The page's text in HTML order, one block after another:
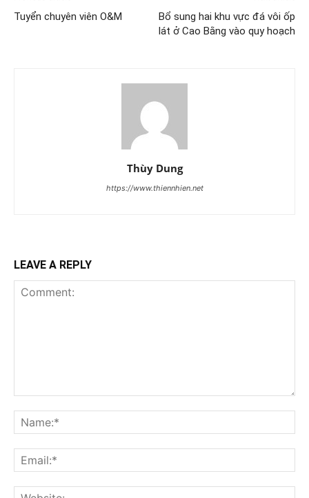
Tuyển chuyên viên O&M
Bổ sung hai khu vực đá vôi ốp
lát ở Cao Bằng vào quy hoạch
Thùy Dung
https://www.thiennhien.net
LEAVE A REPLY